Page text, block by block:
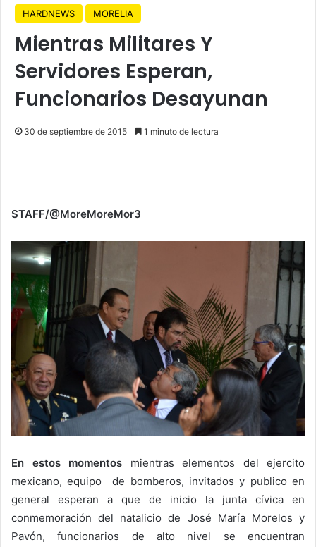
HARDNEWS MORELIA
Mientras Militares Y
Servidores Esperan,
Funcionarios Desayunan
30 de septiembre de 2015 1 minuto de lectura
STAFF/@MoreMoreMor3
En estos momentos mientras elementos del ejercito
mexicano, equipo de bomberos, invitados y publico en
general esperan a que de inicio la junta cívica en
conmemoración del natalicio de José María Morelos y
Pavón, funcionarios de alto nivel se encuentran